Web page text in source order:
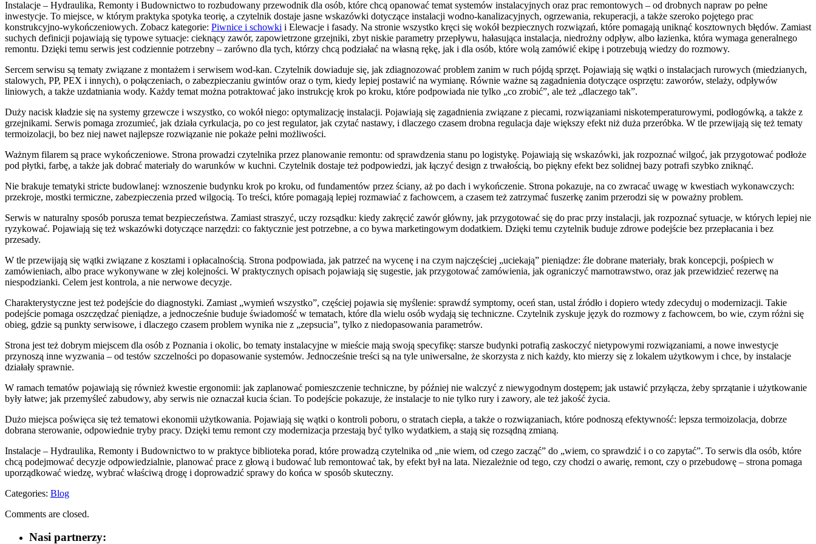
Instalacje – Hydraulika, Remonty i Budownictwo to rozbudowany przewodnik dla osób, które chcą opanować temat systemów instalacyjnych oraz prac remontowych – od drobnych napraw po pełne
inwestycje. To miejsce, w którym praktyka spotyka teorię, a czytelnik dostaje jasne wskazówki dotyczące instalacji wodno-kanalizacyjnych, ogrzewania, rekuperacji, a także szeroko pojętego prac
konstrukcyjno-wykończeniowych. Zobacz kategorie: Piwnice i schowki i Elewacje i fasady. Na stronie wszystko kręci się wokół bezpiecznych rozwiązań, które pomagają uniknąć kosztownych błędów. Zamiast
suchych definicji pojawiają się typowe sytuacje: cieknący zawór, zapowietrzone grzejniki, zbyt niskie parametry przepływu, hałasująca instalacja, niedrożny odpływ, albo łazienka, która wymaga generalnego
remontu. Dzięki temu serwis jest codziennie potrzebny – zarówno dla tych, którzy chcą podziałać na własną rękę, jak i dla osób, które wolą zamówić ekipę i potrzebują wiedzy do rozmowy.
Sercem serwisu są tematy związane z montażem i serwisem wod-kan. Czytelnik dowiaduje się, jak zdiagnozować problem zanim w ruch pójdą sprzęt. Pojawiają się wątki o instalacjach rurowych (miedzianych,
stalowych, PP, PEX i innych), o połączeniach, o zabezpieczaniu gwintów oraz o tym, kiedy lepiej postawić na wymianę. Równie ważne są zagadnienia dotyczące osprzętu: zaworów, stelaży, odpływów
liniowych, a także uzdatniania wody. Każdy temat można potraktować jako instrukcję krok po kroku, które podpowiada nie tylko „co zrobić”, ale też „dlaczego tak”.
Duży nacisk kładzie się na systemy grzewcze i wszystko, co wokół niego: optymalizację instalacji. Pojawiają się zagadnienia związane z piecami, rozwiązaniami niskotemperaturowymi, podłogówką, a także z
grzejnikami. Serwis pomaga zrozumieć, jak działa cyrkulacja, po co jest regulator, jak czytać nastawy, i dlaczego czasem drobna regulacja daje większy efekt niż duża przeróbka. W tle przewijają się też tematy
termoizolacji, bo bez niej nawet najlepsze rozwiązanie nie pokaże pełni możliwości.
Ważnym filarem są prace wykończeniowe. Strona prowadzi czytelnika przez planowanie remontu: od sprawdzenia stanu po logistykę. Pojawiają się wskazówki, jak rozpoznać wilgoć, jak przygotować podłoże
pod płytki, farbę, a także jak dobrać materiały do warunków w kuchni. Czytelnik dostaje też podpowiedzi, jak łączyć design z trwałością, bo piękny efekt bez solidnej bazy potrafi szybko zniknąć.
Nie brakuje tematyki stricte budowlanej: wznoszenie budynku krok po kroku, od fundamentów przez ściany, aż po dach i wykończenie. Strona pokazuje, na co zwracać uwagę w kwestiach wykonawczych:
przekroje, mostki termiczne, zabezpieczenia przed wilgocią. To treści, które pomagają lepiej rozmawiać z fachowcem, a czasem też zatrzymać fuszerkę zanim przerodzi się w poważny problem.
Serwis w naturalny sposób porusza temat bezpieczeństwa. Zamiast straszyć, uczy rozsądku: kiedy zakręcić zawór główny, jak przygotować się do prac przy instalacji, jak rozpoznać sytuacje, w których lepiej nie
ryzykować. Pojawiają się też wskazówki dotyczące narzędzi: co faktycznie jest potrzebne, a co bywa marketingowym dodatkiem. Dzięki temu czytelnik buduje zdrowe podejście bez przepłacania i bez
przesady.
W tle przewijają się wątki związane z kosztami i opłacalnością. Strona podpowiada, jak patrzeć na wycenę i na czym najczęściej „uciekają” pieniądze: źle dobrane materiały, brak koncepcji, pośpiech w
zamówieniach, albo prace wykonywane w złej kolejności. W praktycznych opisach pojawiają się sugestie, jak przygotować zamówienia, jak ograniczyć marnotrawstwo, oraz jak przewidzieć rezerwę na
niespodzianki. Celem jest kontrola, a nie nerwowe decyzje.
Charakterystyczne jest też podejście do diagnostyki. Zamiast „wymień wszystko”, częściej pojawia się myślenie: sprawdź symptomy, oceń stan, ustal źródło i dopiero wtedy zdecyduj o modernizacji. Takie
podejście pomaga oszczędzać pieniądze, a jednocześnie buduje świadomość w tematach, które dla wielu osób wydają się techniczne. Czytelnik zyskuje język do rozmowy z fachowcem, bo wie, czym różni się
obieg, gdzie są punkty serwisowe, i dlaczego czasem problem wynika nie z „zepsucia”, tylko z niedopasowania parametrów.
Strona jest też dobrym miejscem dla osób z Poznania i okolic, bo tematy instalacyjne w mieście mają swoją specyfikę: starsze budynki potrafią zaskoczyć nietypowymi rozwiązaniami, a nowe inwestycje
przynoszą inne wyzwania – od testów szczelności po dopasowanie systemów. Jednocześnie treści są na tyle uniwersalne, że skorzysta z nich każdy, kto mierzy się z lokalem użytkowym i chce, by instalacje
działały sprawnie.
W ramach tematów pojawiają się również kwestie ergonomii: jak zaplanować pomieszczenie techniczne, by później nie walczyć z niewygodnym dostępem; jak ustawić przyłącza, żeby sprzątanie i użytkowanie
były łatwe; jak przemyśleć zabudowy, aby serwis nie oznaczał kucia ścian. To podejście pokazuje, że instalacje to nie tylko rury i zawory, ale też jakość życia.
Dużo miejsca poświęca się też tematowi ekonomii użytkowania. Pojawiają się wątki o kontroli poboru, o stratach ciepła, a także o rozwiązaniach, które podnoszą efektywność: lepsza termoizolacja, dobrze
dobrana sterowanie, odpowiednie tryby pracy. Dzięki temu remont czy modernizacja przestają być tylko wydatkiem, a stają się rozsądną zmianą.
Instalacje – Hydraulika, Remonty i Budownictwo to w praktyce biblioteka porad, które prowadzą czytelnika od „nie wiem, od czego zacząć” do „wiem, co sprawdzić i o co zapytać”. To serwis dla osób, które
chcą podejmować decyzje odpowiedzialnie, planować prace z głową i budować lub remontować tak, by efekt był na lata. Niezależnie od tego, czy chodzi o awarię, remont, czy o przebudowę – strona pomaga
uporządkować wiedzę, wybrać właściwą drogę i doprowadzić sprawy do końca w sposób skuteczny.
Categories: Blog
Comments are closed.
Nasi partnerzy: